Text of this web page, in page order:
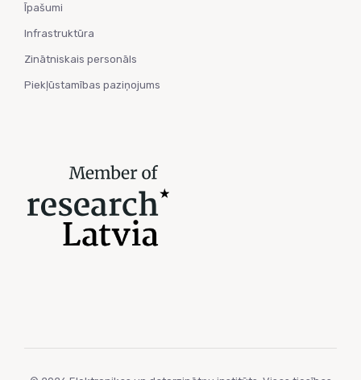
Īpašumi
Infrastruktūra
Zinātniskais personāls
Piekļūstamības paziņojums